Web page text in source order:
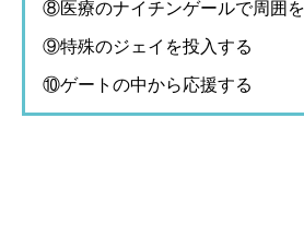
⑧医療のナイチンゲールで周囲
⑨特殊のジェイを投入する
⑩ゲートの中から応援する